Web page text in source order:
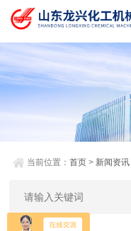
当前位置：首页 > 新闻资讯